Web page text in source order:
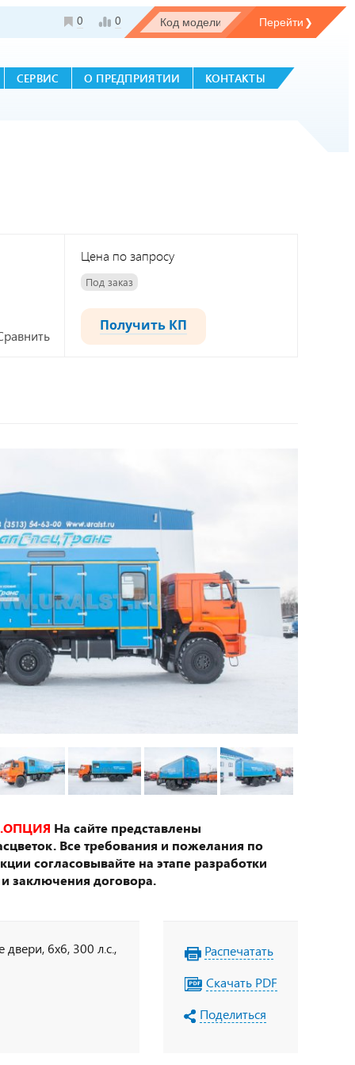
0 0
СЕРВИС О ПРЕДПРИЯТИИ КОНТАКТЫ
Цена по запросу
Под заказ
Получить КП
На сайте представлены
Все требования и пожелания по
согласовывайте на этапе разработки
заключения договора.
6х6, 300 л.с.,
Распечатать
Скачать PDF
Поделиться